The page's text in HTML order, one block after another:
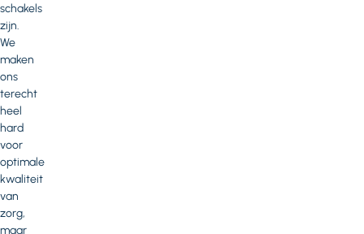
schakels
zijn.
We
maken
ons
terecht
heel
hard
voor
optimale
kwaliteit
van
zorg,
maar